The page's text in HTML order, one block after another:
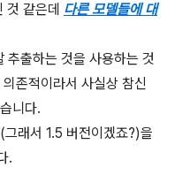
것 같은데 다른 모델들에 대
출하는 것을 사용하는 것
존적이라서 사실상 참신
니다.
래서 1.5 버전이겠죠?)을
.